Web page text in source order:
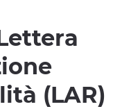
(LAR)